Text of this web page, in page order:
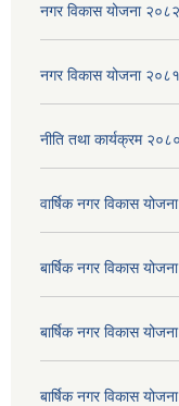
नगर विकास योजना
नगर विकास योजना
नीति तथा कार्यक्रम
वार्षिक नगर विकास
बार्षिक नगर विकास
बार्षिक नगर विकास
बार्षिक नगर विकास